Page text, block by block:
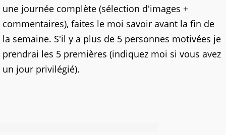
une journée complète (sélection d'images +
commentaires), faites le moi savoir avant la fin de
la semaine. S'il y a plus de 5 personnes motivées je
prendrai les 5 premières (indiquez moi si vous avez
un jour privilégié).